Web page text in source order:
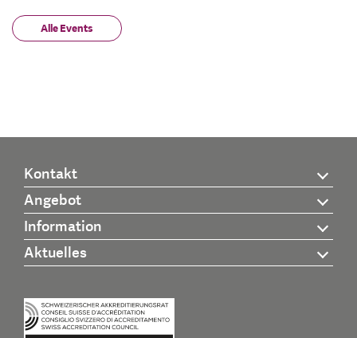
Alle Events
Kontakt
Angebot
Information
Aktuelles